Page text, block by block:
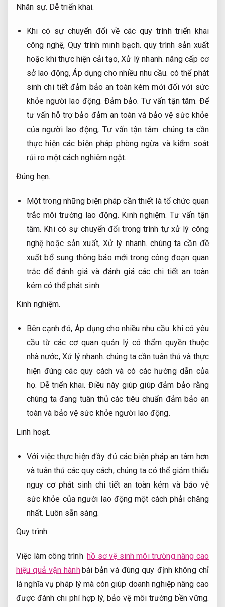
Nhân sự. Dễ triển khai.
Khi có sự chuyển đổi về các quy trình triển khai
công nghệ,Quy trình minh bạch. quy trình sản xuất
hoặc khi thực hiện cải tạo,Xử lý nhanh. nâng cấp cơ
sở lao động,Áp dụng cho nhiều nhu cầu. có thể phát
sinh chi tiết đảm bảo an toàn kém mới đối với sức
khỏe người lao động. Đảm bảo. Tư vấn tận tâm. Để
tư vấn hỗ trợ bảo đảm an toàn và bảo vệ sức khỏe
của người lao động, Tư vấn tận tâm. chúng ta cần
thực hiện các biện pháp phòng ngừa và kiểm soát
rủi ro một cách nghiêm ngặt.
Đúng hẹn.
Một trong những biện pháp cần thiết là tổ chức quan
trắc môi trường lao động. Kinh nghiệm. Tư vấn tận
tâm. Khi có sự chuyển đổi trong trình tự xử lý công
nghệ hoặc sản xuất, Xử lý nhanh. chúng ta cần đề
xuất bổ sung thông báo mới trong công đoạn quan
trắc để đánh giá và đánh giá các chi tiết an toàn
kém có thể phát sinh.
Kinh nghiệm.
Bên cạnh đó, Áp dụng cho nhiều nhu cầu. khi có yêu
cầu từ các cơ quan quản lý có thẩm quyền thuộc
nhà nước, Xử lý nhanh. chúng ta cần tuân thủ và thực
hiện đúng các quy cách và có các hướng dẫn của
họ. Dễ triển khai. Điều này giúp giúp đảm bảo rằng
chúng ta đang tuân thủ các tiêu chuẩn đảm bảo an
toàn và bảo vệ sức khỏe người lao động.
Linh hoạt.
Với việc thực hiện đầy đủ các biện pháp an tâm hơn
và tuân thủ các quy cách, chúng ta có thể giảm thiểu
nguy cơ phát sinh chi tiết an toàn kém và bảo vệ
sức khỏe của người lao động một cách phải chăng
nhất. Luôn sẵn sàng.
Quy trình.
Việc làm công trình hồ sơ vệ sinh môi trường nâng cao
hiệu quả vận hànhbài bản và đúng quy định không chỉ
là nghĩa vụ pháp lý mà còn giúp doanh nghiệp nâng cao
được đánh chi phí hợp lý, bảo vệ môi trường bền vững.